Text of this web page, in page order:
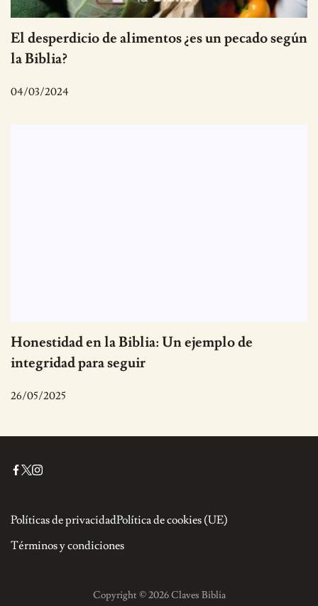
El desperdicio de alimentos ¿es un pecado según
la Biblia?
04/03/2024
Honestidad en la Biblia: Un ejemplo de
integridad para seguir
26/05/2025
Políticas de privacidadPolítica de cookies (UE)
Términos y condiciones
Copyright © 2026 Claves Biblia